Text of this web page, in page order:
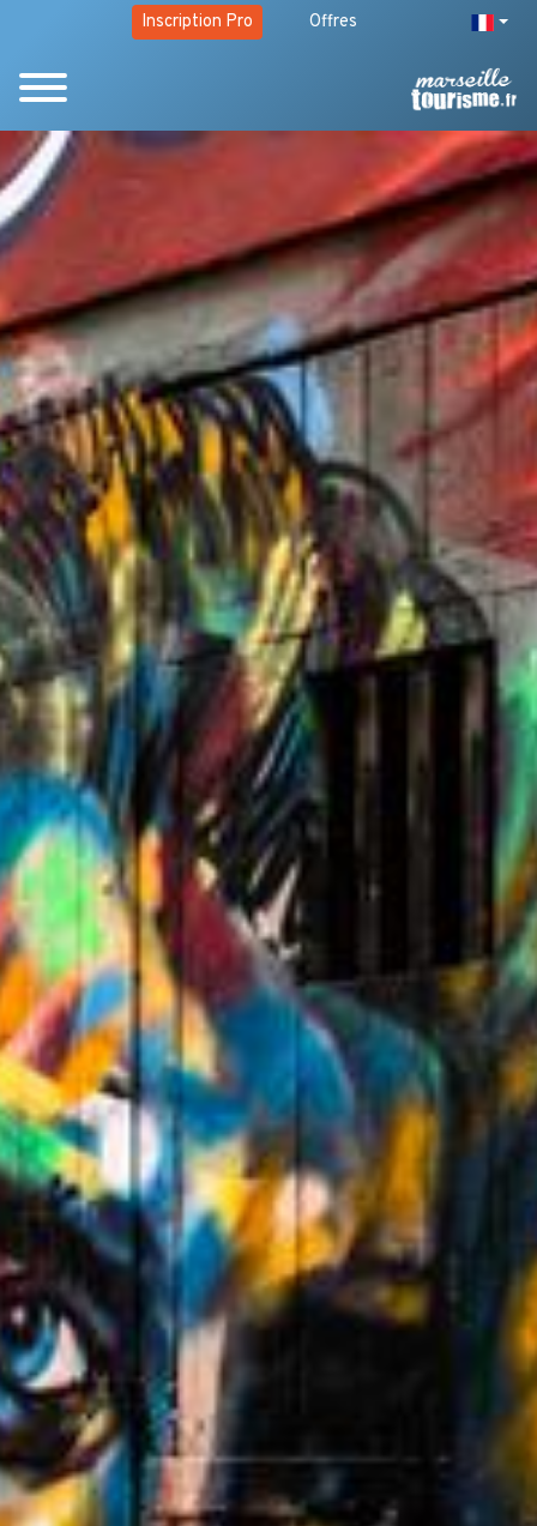
Inscription Pro Offres